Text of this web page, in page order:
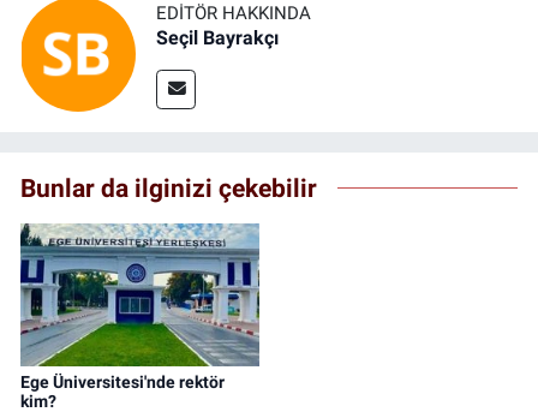
EDITÖR HAKKINDA
Seçil Bayrakçı
Bunlar da ilginizi çekebilir
Ege Üniversitesi'nde rektör
kim?